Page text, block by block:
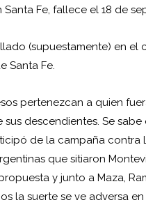
Fe, fallece el 18 de
(supuestamente) en
Santa Fe.
pertenezcan a quien
descendientes. Se
de la campaña contra
que sitiaron
y junto a Maza,
la suerte se ve adversa